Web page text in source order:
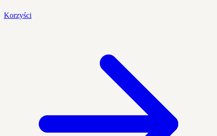
Korzyści